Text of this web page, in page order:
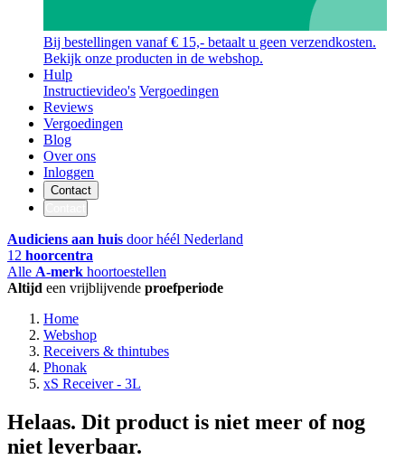
Bij bestellingen vanaf € 15,- betaalt u geen verzendkosten.
Bekijk onze producten in de webshop.
Hulp
Instructievideo's Vergoedingen
Reviews
Vergoedingen
Blog
Over ons
Inloggen
Contact
Audiciens aan huis door héél Nederland
12 hoorcentra
Alle A-merk hoortoestellen
Altijd een vrijblijvende proefperiode
Home
Webshop
Receivers & thintubes
Phonak
xS Receiver - 3L
Helaas. Dit product is niet meer of nog
niet leverbaar.